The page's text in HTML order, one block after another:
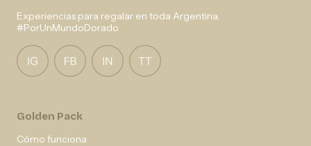
Experiencias para regalar en toda Argentina.
#PorUnMundoDorado
Golden Pack
Cómo funciona